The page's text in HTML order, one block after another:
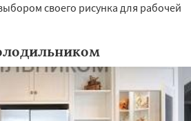
своего рисунка для рабочей